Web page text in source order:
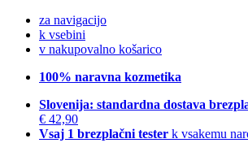
za navigacijo
k vsebini
v nakupovalno košarico
100% naravna kozmetika
Slovenija: standardna dostava
€ 42,90
Vsaj 1 brezplačni tester k vsakemu